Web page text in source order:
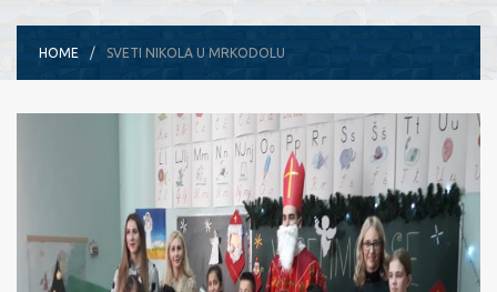
HOME SVETI NIKOLA U MRKODOLU